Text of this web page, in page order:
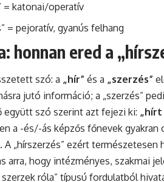
= katonai/operatív
= pejoratív, gyanús felhang
honnan ered a
szó: a „hír” és a „szerzés”
jutó információ; a „szerzés”
együtt szó szerint azt fejezi ki: „hírt
a -és/-ás képzős főnevek
A „hírszerzés” ezért
arra, hogy intézményes, szakmai
róla” típusú fordulatból